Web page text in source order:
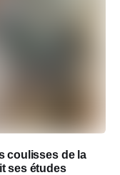
coulisses de la
ses études